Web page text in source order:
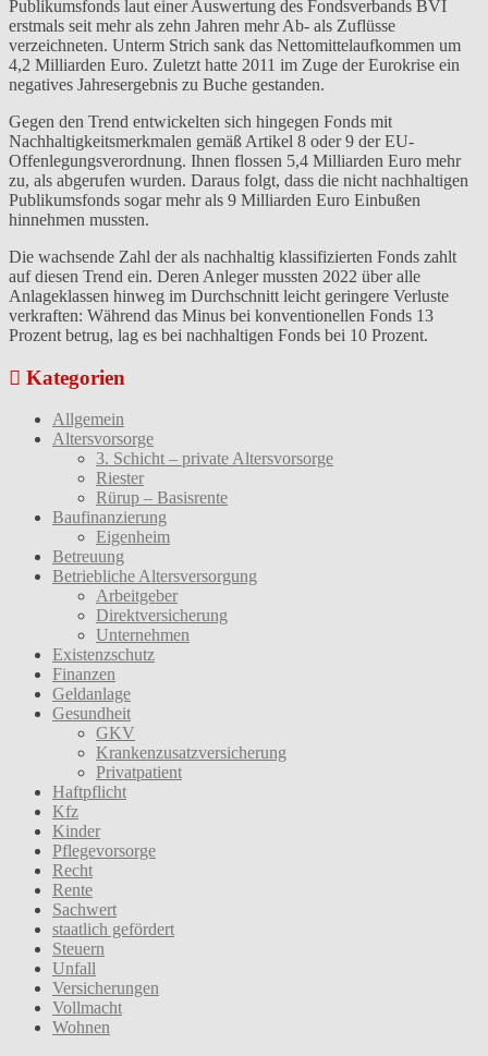
Publikumsfonds laut einer Auswertung des Fondsverbands BVI
erstmals seit mehr als zehn Jahren mehr Ab- als Zuflüsse
verzeichneten. Unterm Strich sank das Nettomittelaufkommen um
4,2 Milliarden Euro. Zuletzt hatte 2011 im Zuge der Eurokrise ein
negatives Jahresergebnis zu Buche gestanden.
Gegen den Trend entwickelten sich hingegen Fonds mit
Nachhaltigkeitsmerkmalen gemäß Artikel 8 oder 9 der EU-
Offenlegungsverordnung. Ihnen flossen 5,4 Milliarden Euro mehr
zu, als abgerufen wurden. Daraus folgt, dass die nicht nachhaltigen
Publikumsfonds sogar mehr als 9 Milliarden Euro Einbußen
hinnehmen mussten.
Die wachsende Zahl der als nachhaltig klassifizierten Fonds zahlt
auf diesen Trend ein. Deren Anleger mussten 2022 über alle
Anlageklassen hinweg im Durchschnitt leicht geringere Verluste
verkraften: Während das Minus bei konventionellen Fonds 13
Prozent betrug, lag es bei nachhaltigen Fonds bei 10 Prozent.
Kategorien
Allgemein
Altersvorsorge
3. Schicht – private Altersvorsorge
Riester
Rürup – Basisrente
Baufinanzierung
Eigenheim
Betreuung
Betriebliche Altersversorgung
Arbeitgeber
Direktversicherung
Unternehmen
Existenzschutz
Finanzen
Geldanlage
Gesundheit
GKV
Krankenzusatzversicherung
Privatpatient
Haftpflicht
Kfz
Kinder
Pflegevorsorge
Recht
Rente
Sachwert
staatlich gefördert
Steuern
Unfall
Versicherungen
Vollmacht
Wohnen